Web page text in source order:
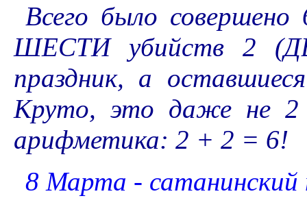
Всего было
ШЕСТИ убийств 2
праздник, а
Круто, это даже не
арифметика: 2 + 2 = 6!
8 Марта - сатанинский